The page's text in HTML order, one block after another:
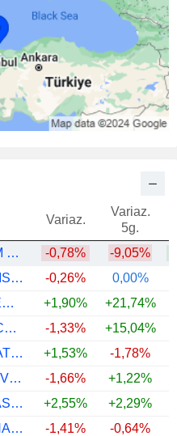
Variaz.
Variaz.
5g.
ARTEMIS HALI ANONIM SIRKETI -0,78% -9,05%
NIEN MADE ENTERPRISE CO., LTD.
-0,26% 0,00%
NINGBO XIANFENG NEW MATERIAL CO.,LTD
+1,90% +21,74%
ORIENTAL WEAVERS CARPETS COMPANY (S.A.E)
-1,33% +15,04%
TACHIKAWA CORPORATION
+1,53% -1,78%
ARTEX INDUSTRIAL INVESTMENT COMPANY
-1,66% +1,22%
CHING FENG HOME FASHIONS CO.,LTD
+2,55% +2,29%
NASEEJ INTERNATIONAL TRADING COMPANY
-1,41% -0,64%